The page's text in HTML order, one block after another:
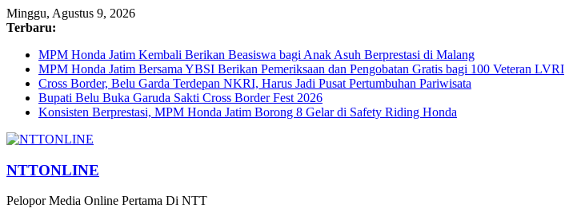
Minggu, Agustus 9, 2026
Terbaru:
MPM Honda Jatim Kembali Berikan Beasiswa bagi Anak Asuh Berprestasi di Malang
MPM Honda Jatim Bersama YBSI Berikan Pemeriksaan dan Pengobatan Gratis bagi 100 Veteran LVRI
Cross Border, Belu Garda Terdepan NKRI, Harus Jadi Pusat Pertumbuhan Pariwisata
Bupati Belu Buka Garuda Sakti Cross Border Fest 2026
Konsisten Berprestasi, MPM Honda Jatim Borong 8 Gelar di Safety Riding Honda
NTTONLINE
Pelopor Media Online Pertama Di NTT